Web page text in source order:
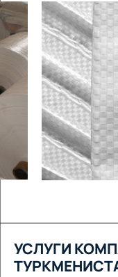
УСЛУГИ